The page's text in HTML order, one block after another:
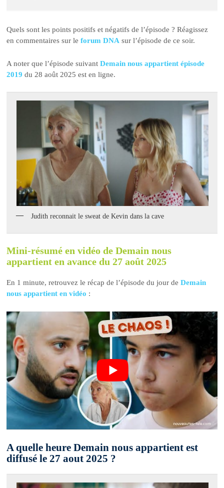
Quels sont les points positifs et négatifs de l’épisode ? Réagissez
en commentaires sur leforum DNA sur l’épisode de ce soir.
A noter que l’épisode suivantDemain nous appartient épisode
2019 du 28 août 2025 est en ligne.
Judith reconnait le sweat de Kevin dans la cave
Mini-résumé en vidéo de Demain nous
appartient en avance du 27 août 2025
En 1 minute, retrouvez le récap de l’épisode du jour deDemain
nous appartient en vidéo :
A quelle heure Demain nous appartient est
diffusé le 27 aout 2025 ?